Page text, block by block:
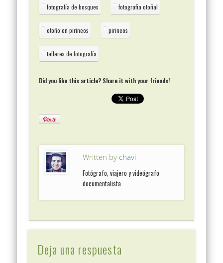
fotografía de bosques fotografia otoñal
otoño en pirineos pirineos
talleres de fotografía
Did you like this article? Share it with your friends!
Written by chavi
Fotógrafo, viajero y videógrafo
documentalista
Deja una respuesta